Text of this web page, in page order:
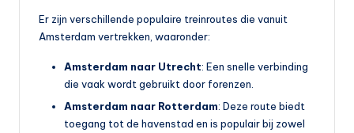
Er zijn verschillende populaire treinroutes die vanuit
Amsterdam vertrekken, waaronder:
Amsterdam naar Utrecht: Een snelle verbinding
die vaak wordt gebruikt door forenzen.
Amsterdam naar Rotterdam: Deze route biedt
toegang tot de havenstad en is populair bij zowel